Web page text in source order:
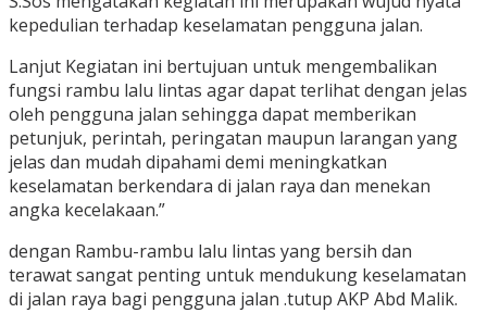
kepedulian terhadap keselamatan pengguna jalan.
Lanjut Kegiatan ini bertujuan untuk mengembalikan
fungsi rambu lalu lintas agar dapat terlihat dengan jelas
oleh pengguna jalan sehingga dapat memberikan
petunjuk, perintah, peringatan maupun larangan yang
jelas dan mudah dipahami demi meningkatkan
keselamatan berkendara di jalan raya dan menekan
angka kecelakaan.”
dengan Rambu-rambu lalu lintas yang bersih dan
terawat sangat penting untuk mendukung keselamatan
di jalan raya bagi pengguna jalan .tutup AKP Abd Malik.